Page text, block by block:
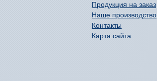
Продукция на заказ
Наше производство
Контакты
Карта сайта